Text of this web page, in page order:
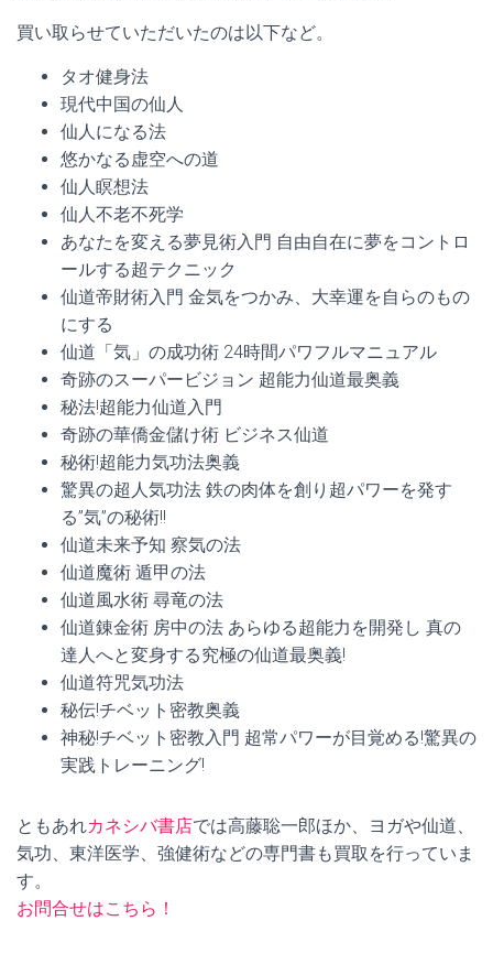
買い取らせていただいたのは以下など。
タオ健身法
現代中国の仙人
仙人になる法
悠かなる虚空への道
仙人瞑想法
仙人不老不死学
あなたを変える夢見術入門 自由自在に夢をコントロ
ールする超テクニック
仙道帝財術入門 金気をつかみ、大幸運を自らのもの
にする
仙道「気」の成功術 24時間パワフルマニュアル
奇跡のスーパービジョン 超能力仙道最奥義
秘法!超能力仙道入門
奇跡の華僑金儲け術 ビジネス仙道
秘術!超能力気功法奥義
驚異の超人気功法 鉄の肉体を創り超パワーを発す
る”気”の秘術!!
仙道未来予知 察気の法
仙道魔術 遁甲の法
仙道風水術 尋竜の法
仙道錬金術 房中の法 あらゆる超能力を開発し 真の
達人へと変身する究極の仙道最奥義!
仙道符咒気功法
秘伝!チベット密教奥義
神秘!チベット密教入門 超常パワーが目覚める!驚異の
実践トレーニング!
ともあれカネシバ書店では高藤聡一郎ほか、ヨガや仙道、
気功、東洋医学、強健術などの専門書も買取を行っていま
す。
お問合せはこちら！